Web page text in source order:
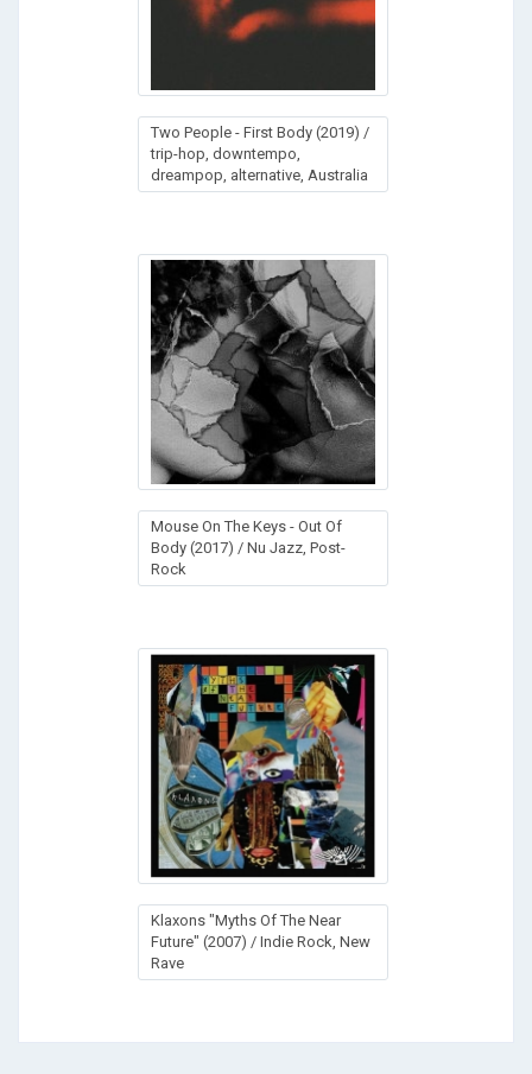
Two People - First Body (2019) /
trip-hop, downtempo,
dreampop, alternative, Australia
Mouse On The Keys - Out Of
Body (2017) / Nu Jazz, Post-
Rock
Klaxons "Myths Of The Near
Future" (2007) / Indie Rock, New
Rave